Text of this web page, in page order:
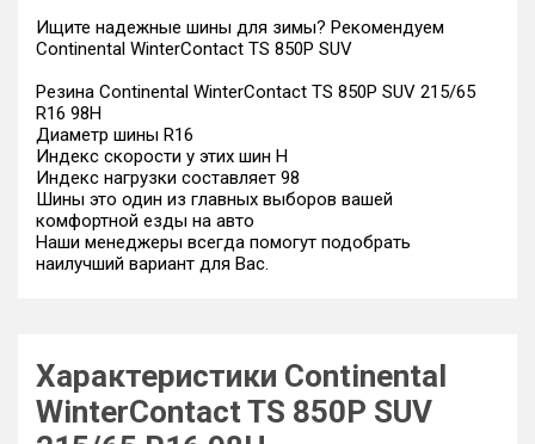
Ищите надежные шины для зимы? Рекомендуем
Continental WinterContact TS 850P SUV
Резина Continental WinterContact TS 850P SUV 215/65
R16 98H
Диаметр шины R16
Индекс скорости у этих шин H
Индекс нагрузки составляет 98
Шины это один из главных выборов вашей
комфортной езды на авто
Наши менеджеры всегда помогут подобрать
наилучший вариант для Вас.
Характеристики Continental
WinterContact TS 850P SUV